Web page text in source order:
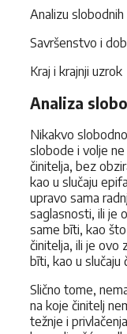
Analizu slobodnih
Savršenstvo i
Kraj i krajnji uzrok
Analiza
Nikakvo
slobode i volje
činitelja, bez
kao u slučaju
upravo sama
saglasnosti, ili je
same bīti, kao
činitelja, ili je ovo
bīti, kao u slučaju
Slično tome,
na koje činitelj
težnje i